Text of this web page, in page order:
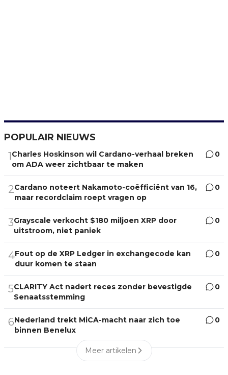
POPULAIR NIEUWS
1Charles Hoskinson wil Cardano-verhaal breken
om ADA weer zichtbaar te maken
0
2Cardano noteert Nakamoto-coëfficiënt van 16,
maar recordclaim roept vragen op
0
3Grayscale verkocht $180 miljoen XRP door
uitstroom, niet paniek
0
4Fout op de XRP Ledger in exchangecode kan
duur komen te staan
0
5CLARITY Act nadert reces zonder bevestigde
Senaatsstemming
0
6Nederland trekt MiCA-macht naar zich toe
binnen Benelux
0
Meer artikelen